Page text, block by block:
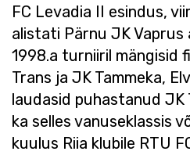
FC Levadia II esindus,
alistati Pärnu JK Vaprus
1998.a turniiril mängisid
Trans ja JK Tammeka,
laudasid puhastanud JK
ka selles vanuseklassis
kuulus Riia klubile RTU